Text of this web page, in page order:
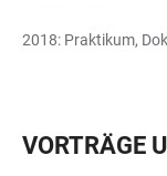
2018: Praktikum,
VORTRÄGE